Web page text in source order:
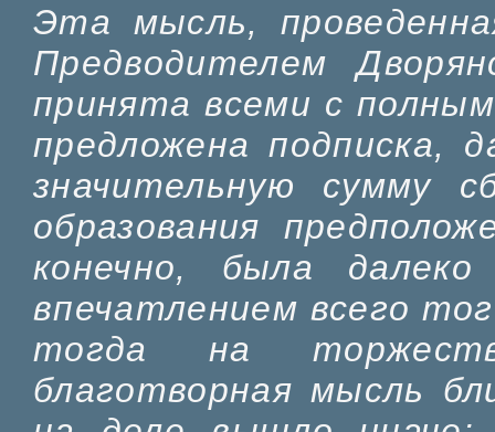
Эта мысль,
Предводителем
принята всеми с
предложена подписка,
значительную сумму
образования
конечно, была
впечатлением всего
тогда на
благотворная мысль